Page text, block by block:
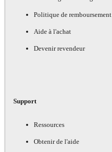
Politique de remboursement
Aide à l'achat
Devenir revendeur
Support
Ressources
Obtenir de l'aide